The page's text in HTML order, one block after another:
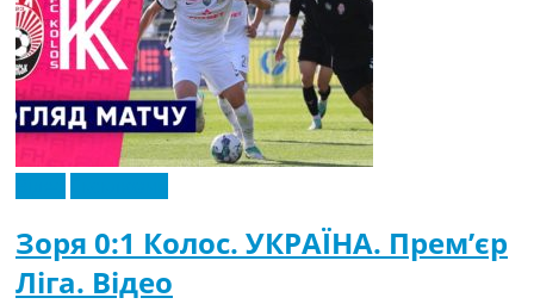
Зоря 0:1 Колос. УКРАЇНА. Прем’єр
Ліга. Відео